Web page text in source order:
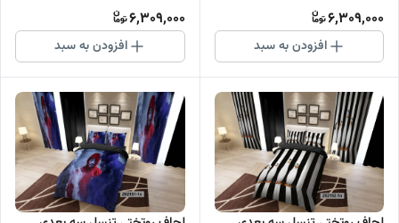
6,309,000
افزودن به سبد
6,309,000
افزودن به سبد